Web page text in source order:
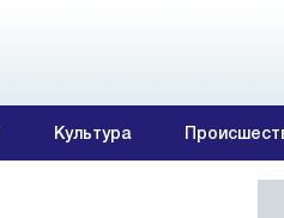
Культура